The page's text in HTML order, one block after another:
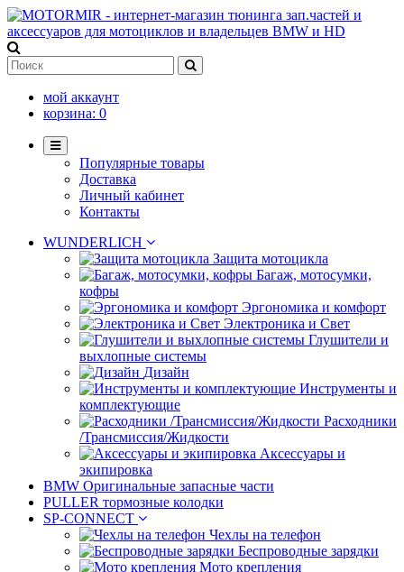
мой аккаунт
корзина: 0
Популярные товары
Доставка
Личный кабинет
Контакты
WUNDERLICH
Защита мотоцикла
Багаж, мотосумки,
кофры
Эргономика и комфорт
Электроника и Свет
Глушители и
выхлопные системы
Дизайн
Инструменты и
комплектующие
Расходники
/Трансмиссия/Жидкости
Аксессуары и
экипировка
BMW Оригинальные запасные части
PULLER тормозные колодки
SP-CONNECT
Чехлы на телефон
Беспроводные зарядки
Мото крепления